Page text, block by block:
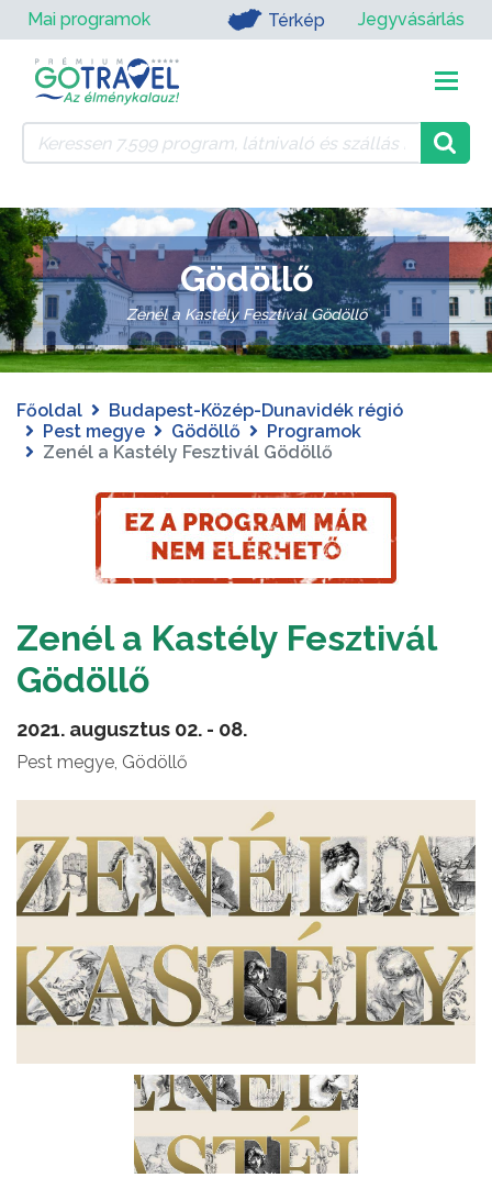
Mai programok Térkép Jegyvásárlás
Gödöllő
Zenél a Kastély Fesztivál Gödöllő
Főoldal
Budapest-Közép-Dunavidék régió
Pest megye
Gödöllő
Programok
Zenél a Kastély Fesztivál Gödöllő
Zenél a Kastély Fesztivál
Gödöllő
2021. augusztus 02. - 08.
Pest megye, Gödöllő